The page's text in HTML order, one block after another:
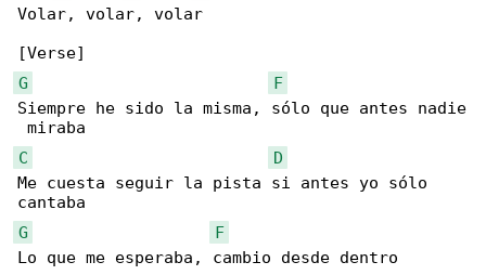
Volar, volar, volar
G
F
Siempre he sido la misma, sólo quе antes nadie
C
D
Me cuеsta seguir la pista si antes yo sólo
G
F